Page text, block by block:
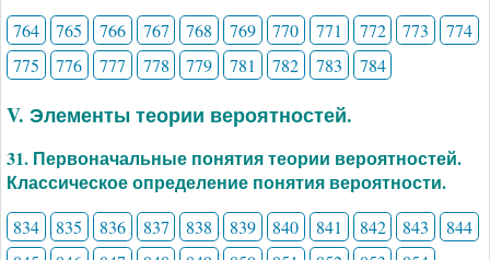
764 765 766 767 768 769 770 771 772 773
774
775
776 777 778 779 781 782 783 784
V. Элементы теории вероятностей.
31. Первоначальные понятия теории вероятностей.
Классическое определение понятия вероятности.
834 835 836 837 838 839 840 841 842 843
844